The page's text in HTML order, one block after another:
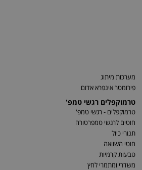
מערכות מיתוג
פירומטר אינפרא אדום
טרמוקפלים רגשי טמפ'
טרמוקפלים - רגשי טמפ'
חוטים לרגשי טמפרטורה
תנורי כיול
חוטי השוואה
טבעות קרמיות
משדרי ומתמרי לחץ